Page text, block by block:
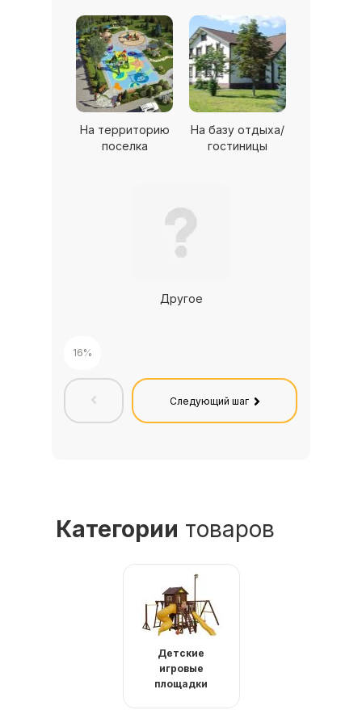
На территорию
поселка
На базу отдыха/
гостиницы
Другое
16%
Следующий шаг
Категории товаров
Детские
игровые
площадки